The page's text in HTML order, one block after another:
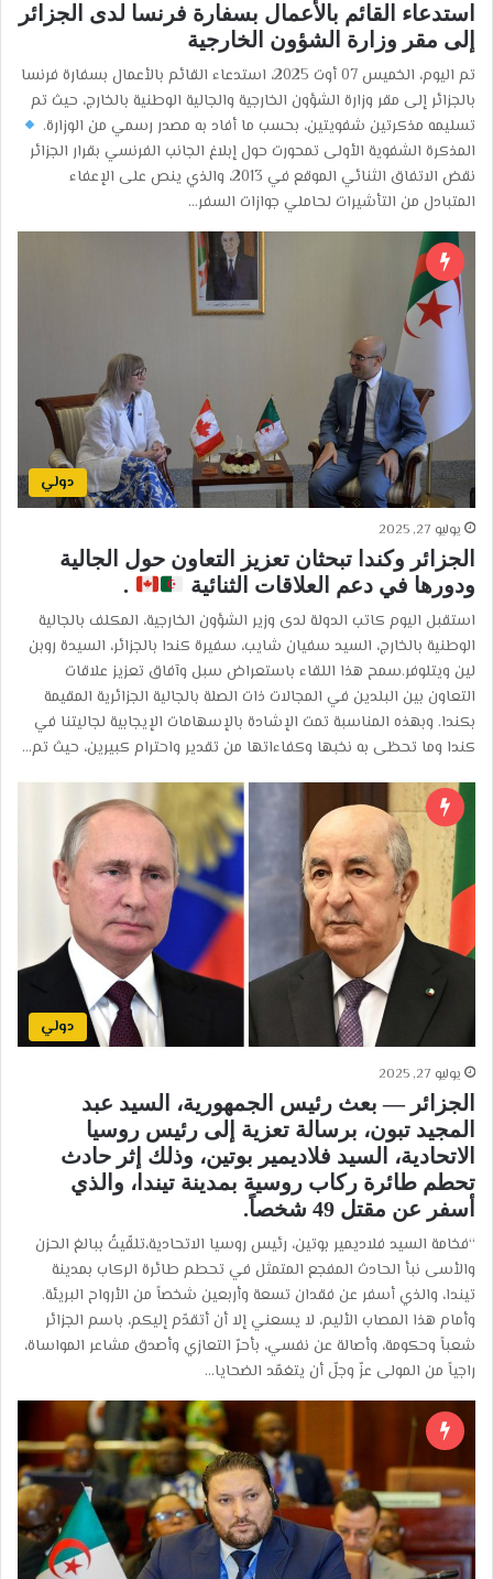
استدعاء القائم بالأعمال بسفارة فرنسا لدى الجزائر
إلى مقر وزارة الشؤون الخارجية
تم اليوم، الخميس 07 أوت 2025، استدعاء القائم بالأعمال بسفارة فرنسا
بالجزائر إلى مقر وزارة الشؤون الخارجية والجالية الوطنية بالخارج، حيث تم
تسليمه مذكرتين شفويتين، بحسب ما أفاد به مصدر رسمي من الوزارة.
المذكرة الشفوية الأولى تمحورت حول إبلاغ الجانب الفرنسي بقرار الجزائر
نقض الاتفاق الثنائي الموقع في 2013، والذي ينص على الإعفاء
المتبادل من التأشيرات لحاملي جوازات السفر…
دولي
يوليو 27, 2025
الجزائر وكندا تبحثان تعزيز التعاون حول الجالية
ودورها في دعم العلاقات الثنائية
.
استقبل اليوم كاتب الدولة لدى وزير الشؤون الخارجية، المكلف بالجالية
الوطنية بالخارج، السيد سفيان شايب، سفيرة كندا بالجزائر، السيدة روبن
لين ويتلوفر.سمح هذا اللقاء باستعراض سبل وآفاق تعزيز علاقات
التعاون بين البلدين في المجالات ذات الصلة بالجالية الجزائرية المقيمة
بكندا. وبهذه المناسبة تمت الإشادة بالإسهامات الإيجابية لجاليتنا في
كندا وما تحظى به نخبها وكفاءاتها من تقدير واحترام كبيرين، حيث تم…
دولي
يوليو 27, 2025
الجزائر — بعث رئيس الجمهورية، السيد عبد
المجيد تبون، برسالة تعزية إلى رئيس روسيا
الاتحادية، السيد فلاديمير بوتين، وذلك إثر حادث
تحطم طائرة ركاب روسية بمدينة تيندا، والذي
أسفر عن مقتل 49 شخصاً.
“فخامة السيد فلاديمير بوتين، رئيس روسيا الاتحادية،تلقّيتُ ببالغ الحزن
والأسى نبأ الحادث المفجع المتمثل في تحطم طائرة الركاب بمدينة
تيندا، والذي أسفر عن فقدان تسعة وأربعين شخصاً من الأرواح البريئة.
وأمام هذا المصاب الأليم، لا يسعني إلا أن أتقدّم إليكم، باسم الجزائر
شعباً وحكومة، وأصالة عن نفسي، بأحرّ التعازي وأصدق مشاعر المواساة،
راجياً من المولى عزّ وجلّ أن يتغمّد الضحايا…